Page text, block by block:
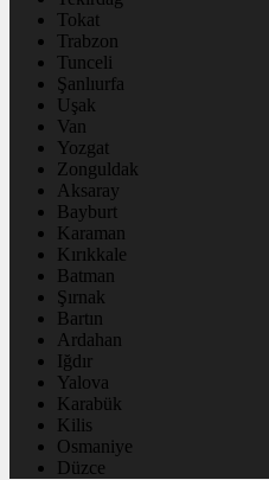
Tokat
Trabzon
Tunceli
Şanlıurfa
Uşak
Van
Yozgat
Zonguldak
Aksaray
Bayburt
Karaman
Kırıkkale
Batman
Şırnak
Bartın
Ardahan
Iğdır
Yalova
Karabük
Kilis
Osmaniye
Düzce